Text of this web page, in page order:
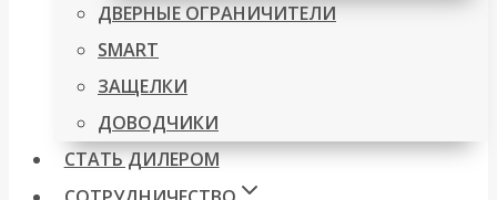
ДВЕРНЫЕ ОГРАНИЧИТЕЛИ
SMART
ЗАЩЕЛКИ
ДОВОДЧИКИ
СТАТЬ ДИЛЕРОМ